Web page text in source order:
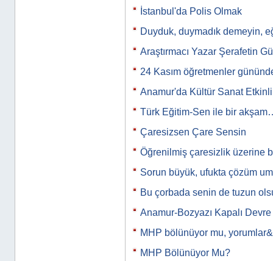
İstanbul'da Polis Olmak
Duyduk, duymadık demeyin,
Araştırmacı Yazar Şerafetin
24 Kasım öğretmenler
Anamur'da Kültür Sanat
Türk Eğitim-Sen ile bir
Çaresizsen Çare Sensin
Öğrenilmiş çaresizlik üzerine
Sorun büyük, ufukta çözüm
Bu çorbada senin de tuzun
Anamur-Bozyazı Kapalı
MHP bölünüyor mu,
MHP Bölünüyor Mu?